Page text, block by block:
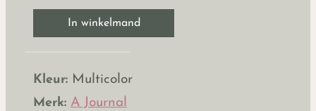
In winkelmand
Kleur: Multicolor
Merk: A Journal